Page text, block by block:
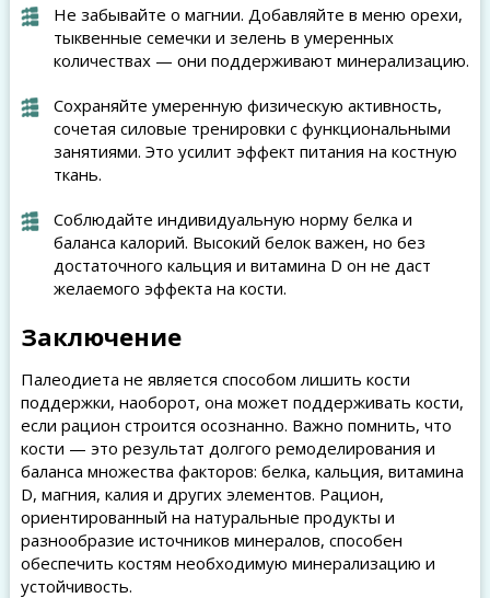
Не забывайте о магнии. Добавляйте в меню орехи,
тыквенные семечки и зелень в умеренных
количествах — они поддерживают минерализацию.
Сохраняйте умеренную физическую активность,
сочетая силовые тренировки с функциональными
занятиями. Это усилит эффект питания на костную
ткань.
Соблюдайте индивидуальную норму белка и
баланса калорий. Высокий белок важен, но без
достаточного кальция и витамина D он не даст
желаемого эффекта на кости.
Заключение
Палеодиета не является способом лишить кости
поддержки, наоборот, она может поддерживать кости,
если рацион строится осознанно. Важно помнить, что
кости — это результат долгого ремоделирования и
баланса множества факторов: белка, кальция, витамина
D, магния, калия и других элементов. Рацион,
ориентированный на натуральные продукты и
разнообразие источников минералов, способен
обеспечить костям необходимую минерализацию и
устойчивость.